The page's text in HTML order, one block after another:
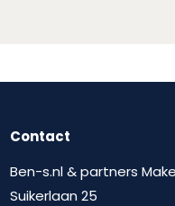
Contact
Ben-s.nl & partners
Suikerlaan 25